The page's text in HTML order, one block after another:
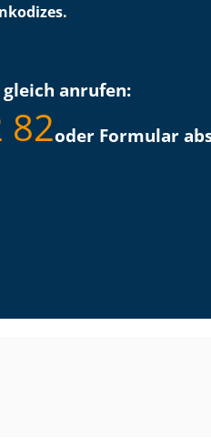
anrufen:
82oder Formular